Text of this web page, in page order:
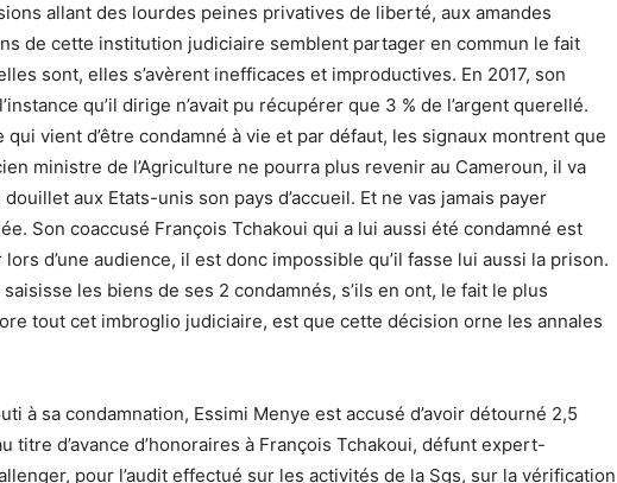
allant des lourdes peines privatives de liberté, aux amandes
de cette institution judiciaire semblent partager en commun le fait
sont, elles s’avèrent inefficaces et improductives. En 2017, son
qu’il dirige n’avait pu récupérer que 3 % de l’argent querellé.
qui vient d’être condamné à vie et par défaut, les signaux montrent que
ministre de l’Agriculture ne pourra plus revenir au Cameroun, il va
aux Etats-unis son pays d’accueil. Et ne vas jamais payer
Son coaccusé François Tchakoui qui a lui aussi été condamné est
d’une audience, il est donc impossible qu’il fasse lui aussi la prison.
les biens de ses 2 condamnés, s’ils en ont, le fait le plus
tout cet imbroglio judiciaire, est que cette décision orne les annales
à sa condamnation, Essimi Menye est accusé d’avoir détourné 2,5
titre d’avance d’honoraires à François Tchakoui, défunt expert-
pour l’audit effectué sur les activités de la Sgs, sur la vérification